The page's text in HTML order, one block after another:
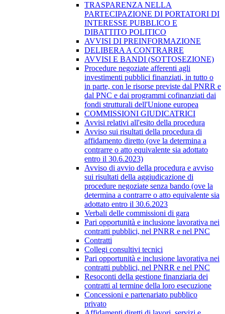
TRASPARENZA NELLA
PARTECIPAZIONE DI PORTATORI DI
INTERESSE PUBBLICO E
DIBATTITO POLITICO
AVVISI DI PREINFORMAZIONE
DELIBERA A CONTRARRE
AVVISI E BANDI (SOTTOSEZIONE)
Procedure negoziate afferenti agli
investimenti pubblici finanziati, in tutto o
in parte, con le risorse previste dal PNRR e
dal PNC e dai programmi cofinanziati dai
fondi strutturali dell'Unione europea
COMMISSIONI GIUDICATRICI
Avvisi relativi all'esito della procedura
Avviso sui risultati della procedura di
affidamento diretto (ove la determina a
contrarre o atto equivalente sia adottato
entro il 30.6.2023)
Avviso di avvio della procedura e avviso
sui risultati della aggiudicazione di
procedure negoziate senza bando (ove la
determina a contrarre o atto equivalente sia
adottato entro il 30.6.2023
Verbali delle commissioni di gara
Pari opportunità e inclusione lavorativa nei
contratti pubblici, nel PNRR e nel PNC
Contratti
Collegi consultivi tecnici
Pari opportunità e inclusione lavorativa nei
contratti pubblici, nel PNRR e nel PNC
Resoconti della gestione finanziaria dei
contratti al termine della loro esecuzione
Concessioni e partenariato pubblico
privato